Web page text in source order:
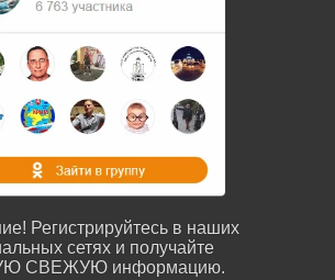
Регистрируйтесь в наших
сетях и получайте
СВЕЖУЮ информацию.